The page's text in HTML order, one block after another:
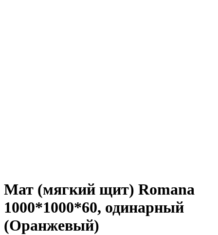
Мат (мягкий щит) Romana
1000*1000*60, одинарный
(Оранжевый)